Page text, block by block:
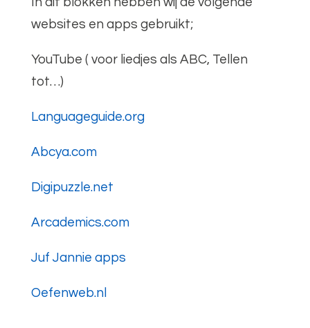
websites en apps gebruikt;
YouTube ( voor liedjes als ABC, Tellen
tot…)
Languageguide.org
Abcya.com
Digipuzzle.net
Arcademics.com
Juf Jannie apps
Oefenweb.nl